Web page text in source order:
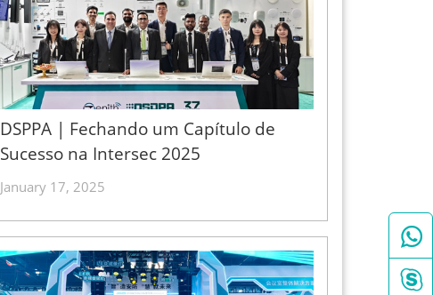
DSPPA | Fechando um Capítulo de
Sucesso na Intersec 2025
January 17, 2025

